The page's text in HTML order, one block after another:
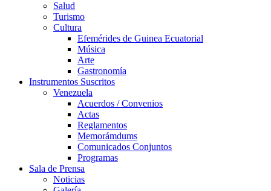
Salud
Turismo
Cultura
Efemérides de Guinea Ecuatorial
Música
Arte
Gastronomía
Instrumentos Suscritos
Venezuela
Acuerdos / Convenios
Actas
Reglamentos
Memorámdums
Comunicados Conjuntos
Programas
Sala de Prensa
Noticias